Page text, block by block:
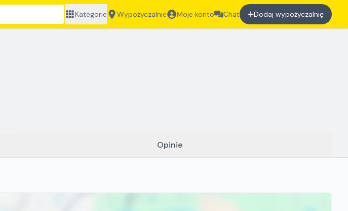
Kategorie Wypożyczalnie Moje konto Chat Dodaj wypożyczalnię
Opinie